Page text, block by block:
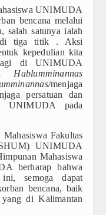
UNIMUDA
bencana melalui
salah satunya ialah
di tiga titik . Aksi
kepedulian kita
di UNIMUDA
Hablumminannas
menjaga
persatuan dan
UNIMUDA pada
Fakultas
UNIMUDA
Mahasiswa
berharap bahwa
ini, semoga dapat
bencana, baik
di Kalimantan